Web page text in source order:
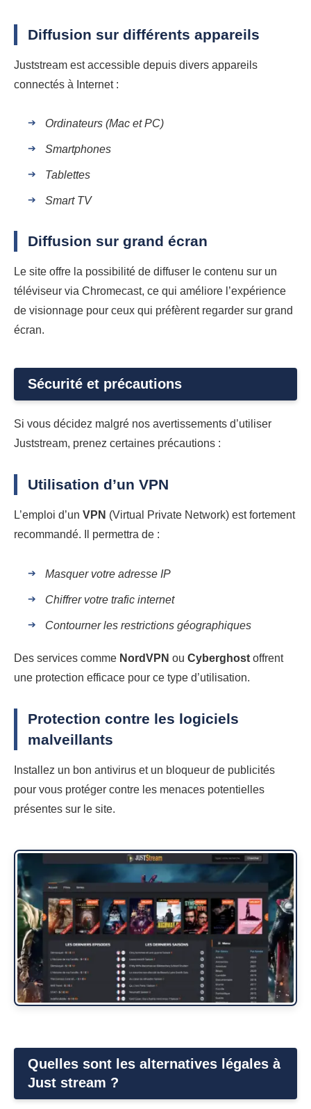
Diffusion sur différents appareils
Juststream est accessible depuis divers appareils
connectés à Internet :
Ordinateurs (Mac et PC)
Smartphones
Tablettes
Smart TV
Diffusion sur grand écran
Le site offre la possibilité de diffuser le contenu sur un
téléviseur via Chromecast, ce qui améliore l’expérience
de visionnage pour ceux qui préfèrent regarder sur grand
écran.
Sécurité et précautions
Si vous décidez malgré nos avertissements d’utiliser
Juststream, prenez certaines précautions :
Utilisation d’un VPN
L’emploi d’un VPN (Virtual Private Network) est fortement
recommandé. Il permettra de :
Masquer votre adresse IP
Chiffrer votre trafic internet
Contourner les restrictions géographiques
Des services comme NordVPN ou Cyberghost offrent
une protection efficace pour ce type d’utilisation.
Protection contre les logiciels
malveillants
Installez un bon antivirus et un bloqueur de publicités
pour vous protéger contre les menaces potentielles
présentes sur le site.
Quelles sont les alternatives légales à
Just stream ?